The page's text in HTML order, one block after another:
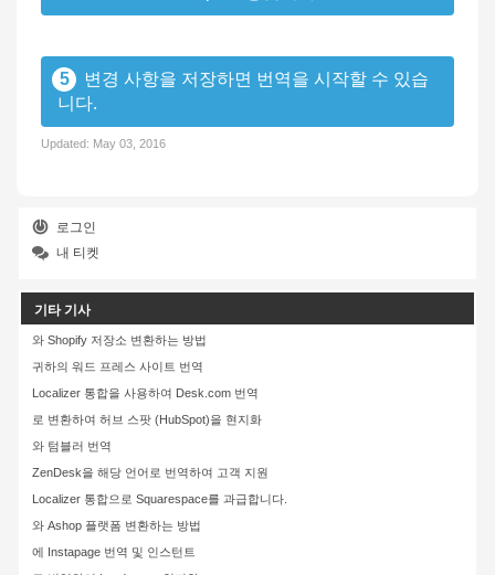
5
변경 사항을 저장하면 번역을 시작할 수 있습
니다.
Updated: May 03, 2016
로그인
내 티켓
기타 기사
와 Shopify 저장소 변환하는 방법
귀하의 워드 프레스 사이트 번역
Localizer 통합을 사용하여 Desk.com 번역
로 변환하여 허브 스팟 (HubSpot)을 현지화
와 텀블러 번역
ZenDesk을 해당 언어로 번역하여 고객 지원
Localizer 통합으로 Squarespace를 과급합니다.
와 Ashop 플랫폼 변환하는 방법
에 Instapage 번역 및 인스턴트